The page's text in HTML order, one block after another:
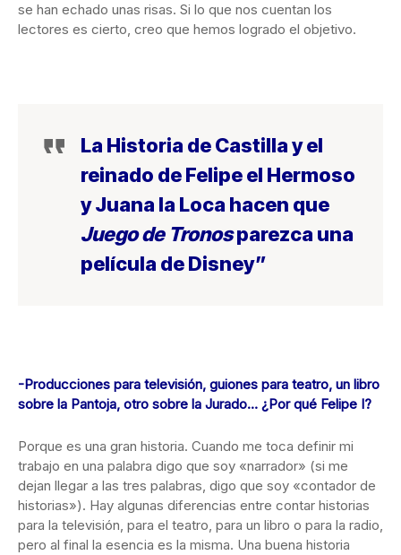
se han echado unas risas. Si lo que nos cuentan los
lectores es cierto, creo que hemos logrado el objetivo.
La Historia de Castilla y el
reinado de Felipe el Hermoso
y Juana la Loca hacen que
Juego de Tronosparezca una
película de Disney”
-Producciones para televisión, guiones para teatro, un libro
sobre la Pantoja, otro sobre la Jurado… ¿Por qué Felipe I?
Porque es una gran historia. Cuando me toca definir mi
trabajo en una palabra digo que soy «narrador» (si me
dejan llegar a las tres palabras, digo que soy «contador de
historias»). Hay algunas diferencias entre contar historias
para la televisión, para el teatro, para un libro o para la radio,
pero al final la esencia es la misma. Una buena historia